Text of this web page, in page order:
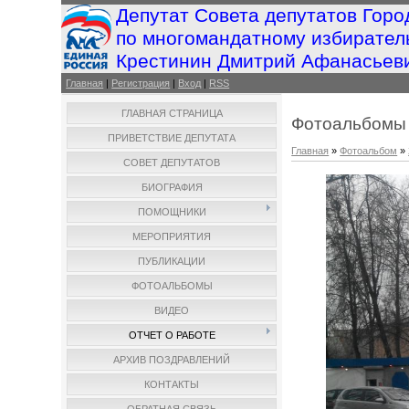
Депутат Совета депутатов
по многомандатному
Крестинин Дмитрий
Главная | Регистрация | Вход | RSS
ГЛАВНАЯ СТРАНИЦА
ПРИВЕТСТВИЕ ДЕПУТАТА
СОВЕТ ДЕПУТАТОВ
БИОГРАФИЯ
ПОМОЩНИКИ
МЕРОПРИЯТИЯ
ПУБЛИКАЦИИ
ФОТОАЛЬБОМЫ
ВИДЕО
ОТЧЕТ О РАБОТЕ
АРХИВ ПОЗДРАВЛЕНИЙ
КОНТАКТЫ
Фотоальбомы
Главная »Фотоальбом »